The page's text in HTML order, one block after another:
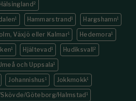
Hälsingland 2
1 Hammarstrand1 Hargshamn1
Växjö eller Kalmar1 Hedemora1
1 Hjältevad1 Hudiksvall2
och Uppsala1
Johannishus 1 Jokkmokk1
Göteborg/Halmstad 1